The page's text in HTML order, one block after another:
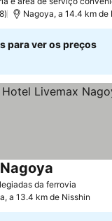
Nagoya, a 14.4 km de
para ver os preços
da ferrovia
a 13.4 km de Nisshin